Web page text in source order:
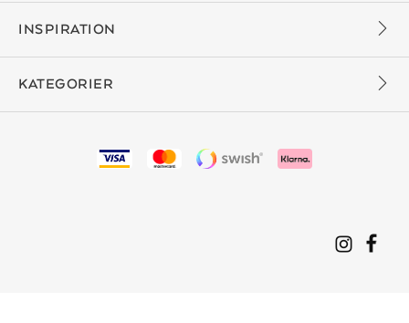
INSPIRATION
KATEGORIER